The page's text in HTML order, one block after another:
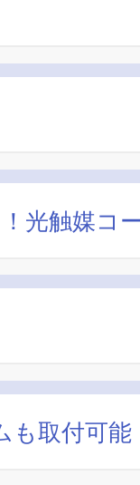
光触媒コ
取付可能